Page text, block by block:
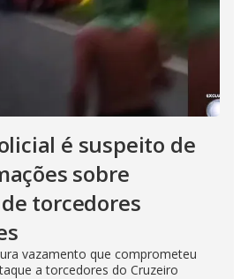
é suspeito de
sobre
torcedores
vazamento que comprometeu
a torcedores do Cruzeiro